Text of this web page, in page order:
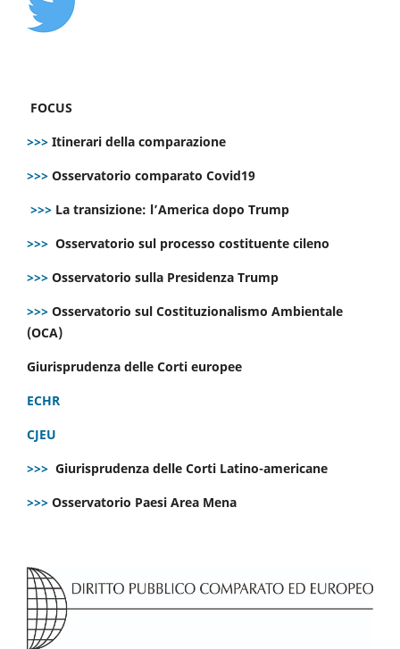
FOCUS
>>> Itinerari della comparazione
>>> Osservatorio comparato Covid19
>>> La transizione: l’America dopo Trump
>>> Osservatorio sul processo costituente cileno
>>> Osservatorio sulla Presidenza Trump
>>> Osservatorio sul Costituzionalismo Ambientale
(OCA)
Giurisprudenza delle Corti europee
ECHR
CJEU
>>> Giurisprudenza delle Corti Latino-americane
>>> Osservatorio Paesi Area Mena